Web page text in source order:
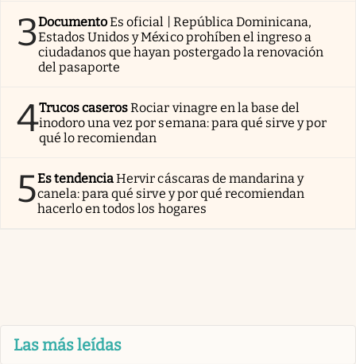
3DocumentoEs oficial | República Dominicana,
Estados Unidos y México prohíben el ingreso a
ciudadanos que hayan postergado la renovación
del pasaporte
4Trucos caserosRociar vinagre en la base del
inodoro una vez por semana: para qué sirve y por
qué lo recomiendan
5Es tendenciaHervir cáscaras de mandarina y
canela: para qué sirve y por qué recomiendan
hacerlo en todos los hogares
Las más leídas